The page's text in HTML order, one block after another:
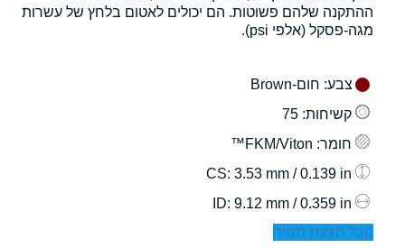
ההתקנה שלהם פשוטות. הם יכולים לאטום בלחץ של עשרות
מגה-פסקל (אלפי psi).
צבע: חום-Brown
קשיחות: 75
חומר: FKM/Viton™
: 3.53 mm / 0.139 in
: 9.12 mm / 0.359 in
קבל הצעת מחיר